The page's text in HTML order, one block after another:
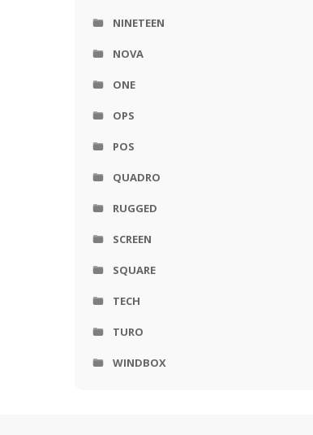
NINETEEN
NOVA
ONE
OPS
POS
QUADRO
RUGGED
SCREEN
SQUARE
TECH
TURO
WINDBOX